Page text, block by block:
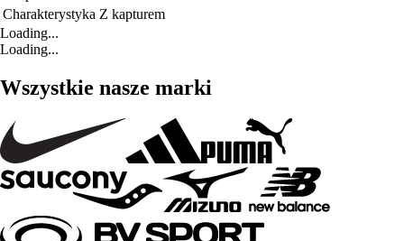
Charakterystyka Z kapturem
Loading...
Loading...
Wszystkie nasze marki